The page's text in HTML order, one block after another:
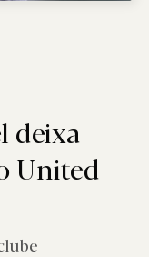
deixa
United